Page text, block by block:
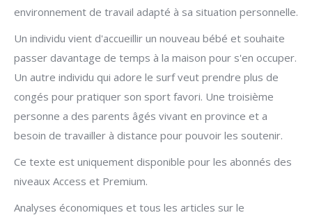
environnement de travail adapté à sa situation personnelle.
Un individu vient d'accueillir un nouveau bébé et souhaite
passer davantage de temps à la maison pour s'en occuper.
Un autre individu qui adore le surf veut prendre plus de
congés pour pratiquer son sport favori. Une troisième
personne a des parents âgés vivant en province et a
besoin de travailler à distance pour pouvoir les soutenir.
Ce texte est uniquement disponible pour les abonnés des
niveaux Access et Premium.
Analyses économiques et tous les articles sur le